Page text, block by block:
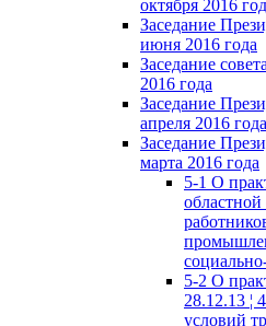
октября 2016
Заседание
июня 2016 года
Заседание
2016 года
Заседание
апреля 2016 года
Заседание
марта 2016 года
5-1 О
5-2 О
28.12.13 ¦
условий